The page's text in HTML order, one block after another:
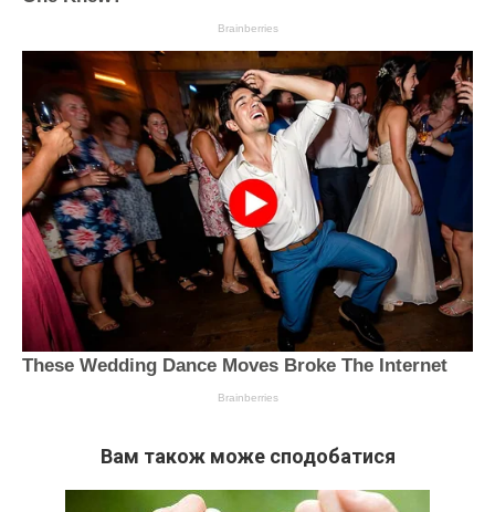
Вам також може сподобатися